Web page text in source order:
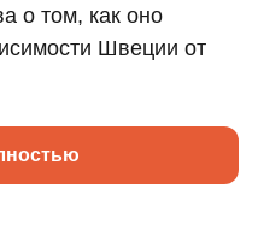
о том, как оно
Швеции от